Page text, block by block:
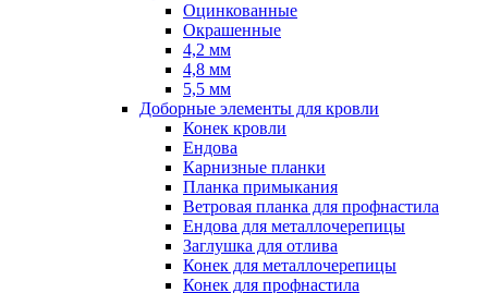
Оцинкованные
Окрашенные
4,2 мм
4,8 мм
5,5 мм
Доборные элементы для кровли
Конек кровли
Ендова
Карнизные планки
Планка примыкания
Ветровая планка для профнастила
Ендова для металлочерепицы
Заглушка для отлива
Конек для металлочерепицы
Конек для профнастила